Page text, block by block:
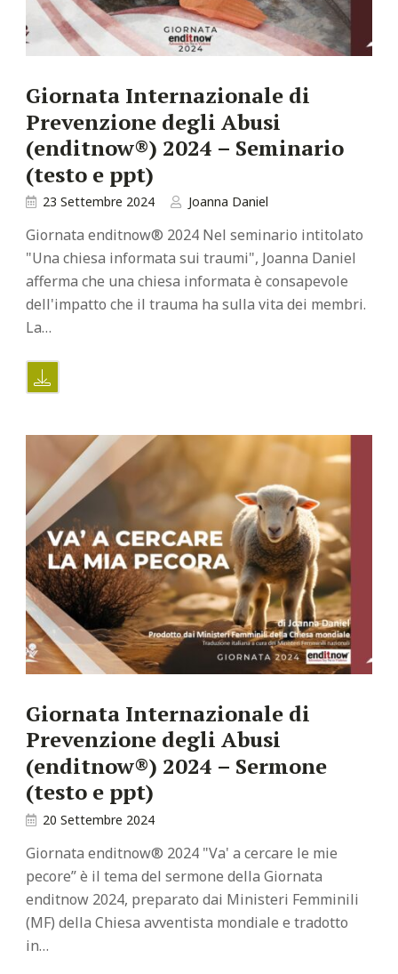
Giornata Internazionale di
Prevenzione degli Abusi
(enditnow®) 2024 – Seminario
(testo e ppt)
23 Settembre 2024 Joanna Daniel
Giornata enditnow® 2024 Nel seminario intitolato
"Una chiesa informata sui traumi", Joanna Daniel
afferma che una chiesa informata è consapevole
dell'impatto che il trauma ha sulla vita dei membri.
La…
Giornata Internazionale di
Prevenzione degli Abusi
(enditnow®) 2024 – Sermone
(testo e ppt)
20 Settembre 2024
Giornata enditnow® 2024 "Va' a cercare le mie
pecore” è il tema del sermone della Giornata
enditnow 2024, preparato dai Ministeri Femminili
(MF) della Chiesa avventista mondiale e tradotto
in…